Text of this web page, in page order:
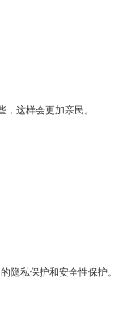
这样会更加亲民。
隐私保护和安全性保护